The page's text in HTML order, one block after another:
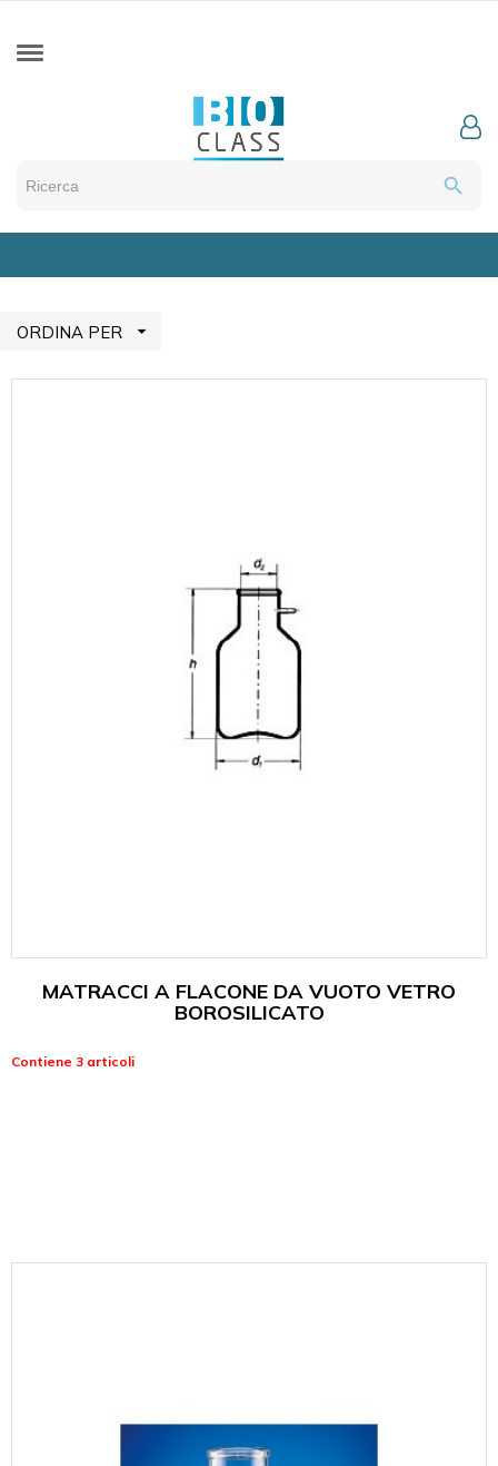
search
ORDINA PER 
MATRACCI A FLACONE DA VUOTO VETRO
BOROSILICATO
Contiene 3 articoli